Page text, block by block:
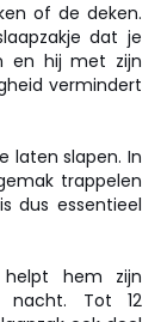
of de deken.
dat je
en hij met zijn
vermindert
laten slapen. In
trappelen
dus essentieel
hem zijn
nacht. Tot 12